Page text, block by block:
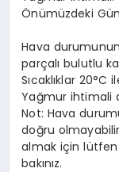
Önümüzdeki
Hava
parçalı bulutlu
Sıcaklıklar 20°C
Yağmur ihtimali
Not: Hava
doğru
almak için lütfen
bakınız.